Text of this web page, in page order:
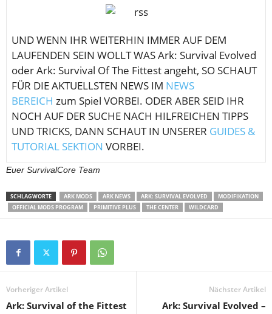
UND WENN IHR WEITERHIN IMMER AUF DEM
LAUFENDEN SEIN WOLLT WAS Ark: Survival Evolved
oder Ark: Survival Of The Fittest angeht, SO SCHAUT
FÜR DIE AKTUELLSTEN NEWS IM NEWS
BEREICH zum Spiel VORBEI. ODER ABER SEID IHR
NOCH AUF DER SUCHE NACH HILFREICHEN TIPPS
UND TRICKS, DANN SCHAUT IN UNSERER GUIDES &
TUTORIAL SEKTION VORBEI.
Euer SurvivalCore Team
SCHLAGWORTE ARK MODS ARK NEWS ARK: SURVIVAL EVOLVED
MODIFIKATION
OFFICIAL MODS PROGRAM
PRIMITIVE PLUS THE CENTER WILDCARD
Vorheriger Artikel
Ark: Survival of the Fittest
Nächster Artikel
Ark: Survival Evolved –